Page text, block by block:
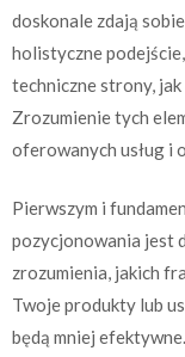
doskonale zdają
holistyczne
techniczne strony,
Zrozumienie tych
oferowanych usług i
Pierwszym i
pozycjonowania jest
zrozumienia, jakich
Twoje produkty lub
będą mniej